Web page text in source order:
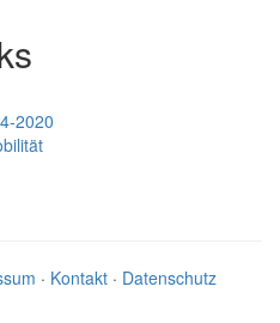
2020
· Kontakt · Datenschutz